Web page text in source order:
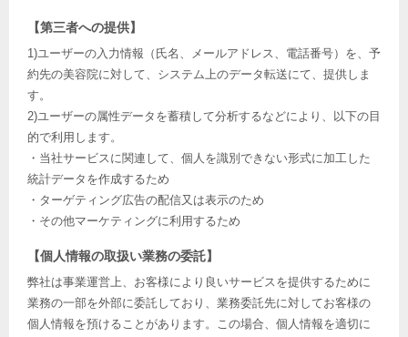
【第三者への提供】
1)ユーザーの入力情報（氏名、メールアドレス、電話番号）を、予
約先の美容院に対して、システム上のデータ転送にて、提供しま
す。
2)ユーザーの属性データを蓄積して分析するなどにより、以下の目
的で利用します。
・当社サービスに関連して、個人を識別できない形式に加工した
統計データを作成するため
・ターゲティング広告の配信又は表示のため
・その他マーケティングに利用するため
【個人情報の取扱い業務の委託】
弊社は事業運営上、お客様により良いサービスを提供するために
業務の一部を外部に委託しており、業務委託先に対してお客様の
個人情報を預けることがあります。この場合、個人情報を適切に